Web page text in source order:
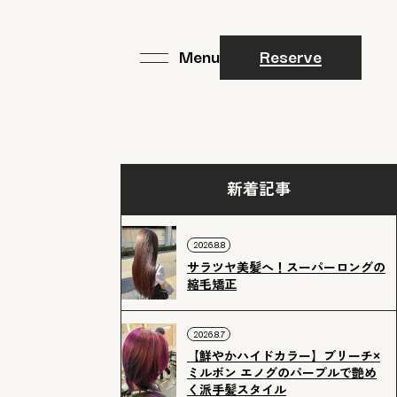
Reserve
新着記事
2026.8.8
サラツヤ美髪へ！スーパーロングの
縮毛矯正
2026.8.7
【鮮やかハイドカラー】ブリーチ×
ミルボン エノグのパープルで艶め
く派手髪スタイル